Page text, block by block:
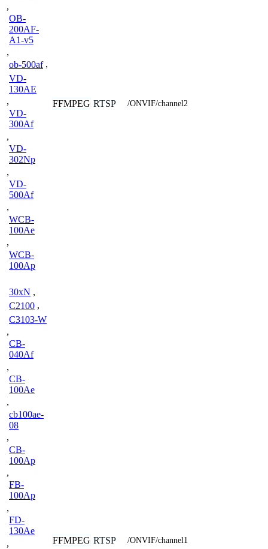
,
OB-
200AF-
A1-v5
,
ob-500af ,
VD-
130AE
,
VD-
300Af
,
VD-
302Np
,
VD-
500Af
,
WCB-
100Ae
,
WCB-
100Ap
FFMPEG RTSP /ONVIF/channel2
30xN ,
C2100 ,
C3103-W
,
CB-
040Af
,
CB-
100Ae
,
cb100ae-
08
,
CB-
100Ap
,
FB-
100Ap
,
FD-
130Ae
,
FFMPEG RTSP /ONVIF/channel1